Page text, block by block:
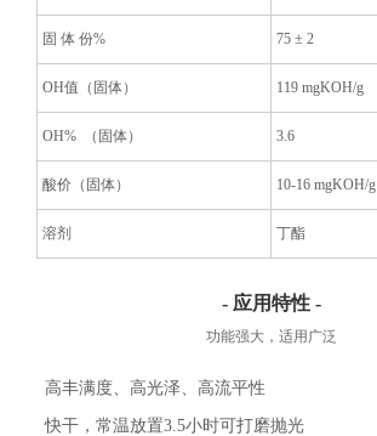
固 体 份% 75 ± 2
OH值（固体） 119 mgKOH/g
OH% （固体） 3.6
酸价（固体） 10-16 mgKOH/g
溶剂 丁酯
- 应用特性 -
功能强大，适用广泛
高丰满度、高光泽、高流平性
快干，常温放置3.5小时可打磨抛光